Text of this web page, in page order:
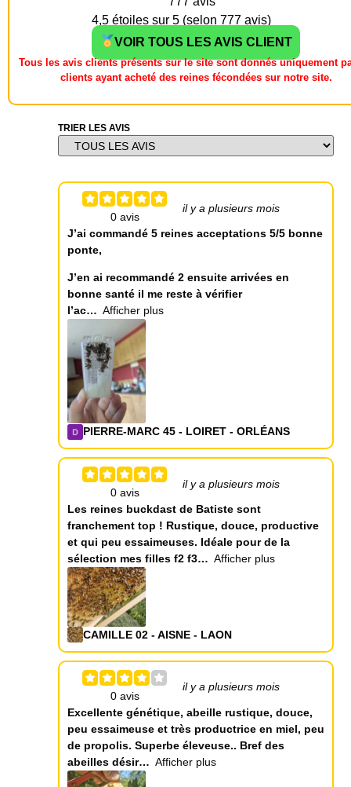
4,5 étoiles sur 5 (selon 777 avis)
VOIR TOUS LES AVIS CLIENT
Tous les avis clients présents sur le site sont donnés uniquement
clients ayant acheté des reines fécondées sur notre site.
TRIER LES AVIS
il y a plusieurs mois
J’ai commandé 5 reines acceptations 5/5 bonne
ponte,
J’en ai recommandé 2 ensuite arrivées en
bonne santé il me reste à vérifier
l’ac
Afficher plus
PIERRE-MARC 45 - LOIRET - ORLÉANS
il y a plusieurs mois
Les reines buckdast de Batiste sont
franchement top ! Rustique, douce, productive
et qui peu essaimeuses. Idéale pour de la
sélection mes filles f2 f3
Afficher plus
CAMILLE 02 - AISNE - LAON
il y a plusieurs mois
Excellente génétique, abeille rustique, douce,
peu essaimeuse et très productrice en miel, peu
de propolis. Superbe éleveuse.. Bref des
abeilles désir
Afficher plus